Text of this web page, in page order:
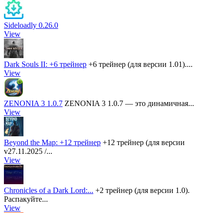
Sideloadly 0.26.0
View
Dark Souls II: +6 трейнер +6 трейнер (для версии 1.01)....
View
ZENONIA 3 1.0.7 ZENONIA 3 1.0.7 — это динамичная...
View
Beyond the Map: +12 трейнер +12 трейнер (для версии
v27.11.2025 /...
View
Chronicles of a Dark Lord:... +2 трейнер (для версии 1.0).
Распакуйте...
View